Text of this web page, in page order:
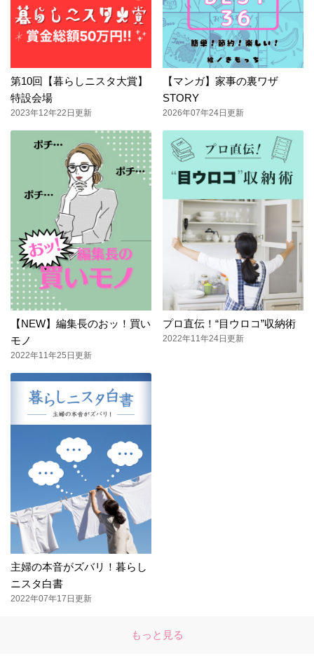
第10回【暮らしニスタ大賞】
特設会場
2023年12年22日更新
【マンガ】家事の裏ワザ
STORY
2026年07年24日更新
【NEW】編集長のおッ！買い
モノ
2022年11年25日更新
プロ直伝！“目ウロコ”収納術
2022年11年24日更新
主婦の本音がズバリ！暮らし
ニスタ白書
2022年07年17日更新
もっと見る